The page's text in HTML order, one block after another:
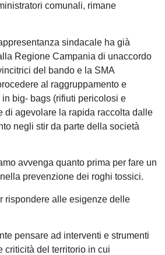
comunali, rimane
sindacale ha già
Regione Campania di unaccordo
del bando e la SMA
al raggruppamento e
big- bags (rifiuti pericolosi e
di agevolare la rapida raccolta dalle
negli stir da parte della società
avvenga quanto prima per fare un
prevenzione dei roghi tossici.
rispondere alle esigenze delle
pensare ad interventi e strumenti
criticità del territorio in cui